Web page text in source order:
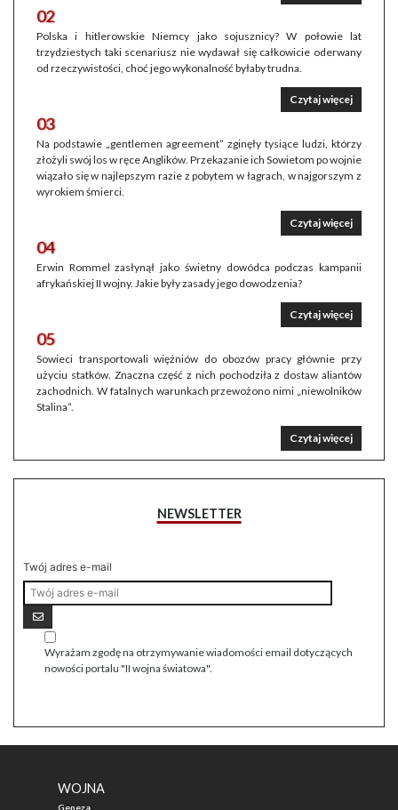
02
Polska i hitlerowskie Niemcy jako sojusznicy? W połowie lat
trzydziestych taki scenariusz nie wydawał się całkowicie oderwany
od rzeczywistości, choć jego wykonalność byłaby trudna.
Czytaj więcej
03
Na podstawie „gentlemen agreement” zginęły tysiące ludzi, którzy
złożyli swój los w ręce Anglików. Przekazanie ich Sowietom po wojnie
wiązało się w najlepszym razie z pobytem w łagrach, w najgorszym z
wyrokiem śmierci.
Czytaj więcej
04
Erwin Rommel zasłynął jako świetny dowódca podczas kampanii
afrykańskiej II wojny. Jakie były zasady jego dowodzenia?
Czytaj więcej
05
Sowieci transportowali więźniów do obozów pracy głównie przy
użyciu statków. Znaczna część z nich pochodziła z dostaw aliantów
zachodnich. W fatalnych warunkach przewożono nimi „niewolników
Stalina”.
Czytaj więcej
NEWSLETTER
Twój adres e-mail
Wyrażam zgodę na otrzymywanie wiadomości email dotyczących
nowości portalu "II wojna światowa".
WOJNA
Geneza